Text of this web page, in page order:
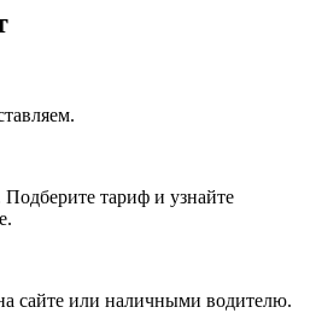
тариф и узнайте
сайте или наличными водителю.